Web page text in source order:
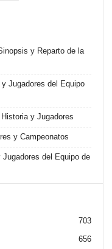
y Reparto de la
Jugadores del Equipo
y Jugadores
y Campeonatos
del Equipo de
703
656